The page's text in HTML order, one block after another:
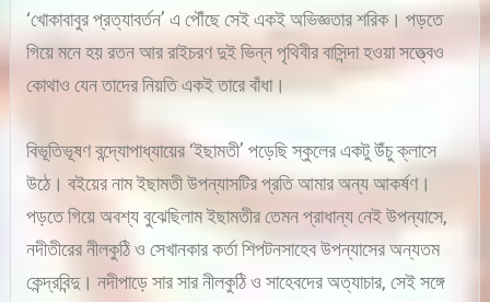
‘খোকাবাবুর প্রত্যাবর্তন’ এ পৌঁছে সেই একই অভিজ্ঞতার শরিক। পড়তে
গিয়ে মনে হয় রতন আর রাইচরণ দুই ভিন্ন পৃথিবীর বাসিন্দা হওয়া সত্ত্বেও
কোথাও যেন তাদের নিয়তি একই তারে বাঁধা।
বিভূতিভূষণ বন্দ্যোপাধ্যায়ের ‘ইছামতী’ পড়েছি স্কুলের একটু উঁচু ক্লাসে
উঠে। বইয়ের নাম ইছামতী উপন্যাসটির প্রতি আমার অন্য আকর্ষণ।
পড়তে গিয়ে অবশ্য বুঝেছিলাম ইছামতীর তেমন প্রাধান্য নেই উপন্যাসে,
নদীতীরের নীলকুঠি ও সেখানকার কর্তা শিপটনসাহেব উপন্যাসের অন্যতম
কেন্দ্রবিন্দু। নদীপাড়ে সার সার নীলকুঠি ও সাহেবদের অত্যাচার, সেই সঙ্গে